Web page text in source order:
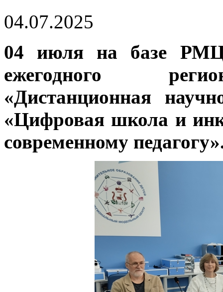
04.07.2025
04 июля на базе РМЦ
ежегодного
«Дистанционная
«Цифровая школа и
современному